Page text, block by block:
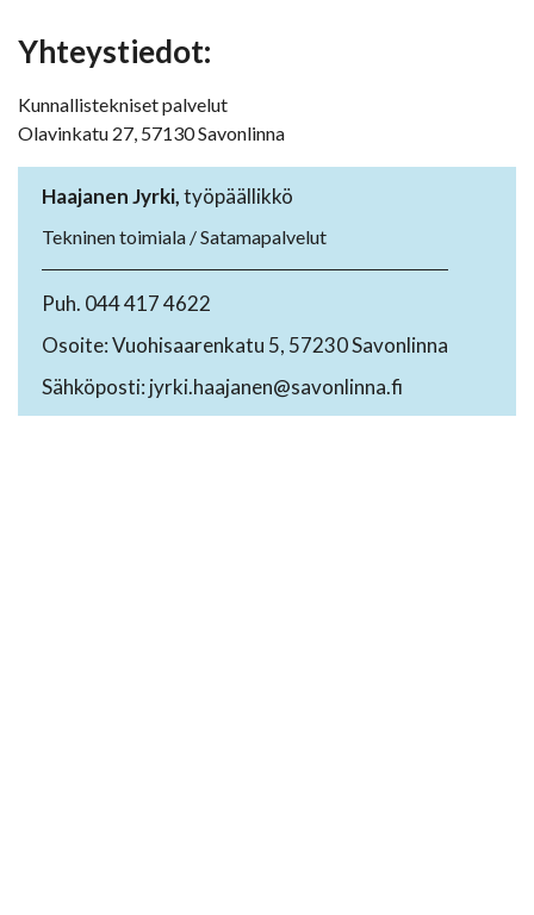
Yhteystiedot:
Kunnallistekniset palvelut
Olavinkatu 27, 57130 Savonlinna
Haajanen Jyrki,työpäällikkö
Tekninen toimiala / Satamapalvelut
Puh. 044 417 4622
Osoite: Vuohisaarenkatu 5, 57230 Savonlinna
Sähköposti: jyrki.haajanen@savonlinna.fi